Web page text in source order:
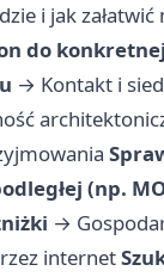
i jak załatwić
do
→ Kontakt i
(np.
→
internet